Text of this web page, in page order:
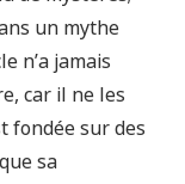
un mythe
n’a jamais
car il ne les
fondée sur des
sa